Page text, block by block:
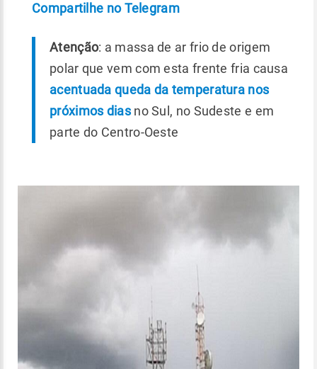
Compartilhe no Telegram
Atenção: a massa de ar frio de origem
polar que vem com esta frente fria causa
acentuada queda da temperatura nos
próximos diasno Sul, no Sudeste e em
parte do Centro-Oeste